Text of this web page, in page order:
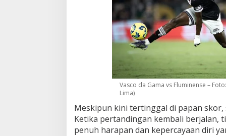
Vasco da Gama vs Fluminense –
Lima)
Meskipun kini tertinggal di papan skor,
Ketika pertandingan kembali berjalan,
penuh harapan dan kepercayaan diri